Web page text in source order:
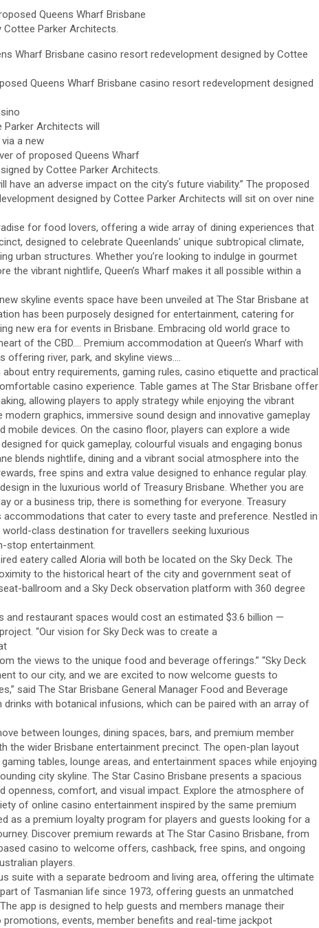
Queens Wharf Brisbane
Parker Architects.
Wharf Brisbane casino resort redevelopment designed by Cottee
Queens Wharf Brisbane casino resort redevelopment designed
Parker Architects will
a new
of proposed Queens Wharf
by Cottee Parker Architects.
have an adverse impact on the city’s future viability.” The proposed
designed by Cottee Parker Architects will sit on over nine
for food lovers, offering a wide array of dining experiences that
designed to celebrate Queenlands’ unique subtropical climate,
urban structures. Whether you’re looking to indulge in gourmet
the vibrant nightlife, Queen’s Wharf makes it all possible within a
skyline events space have been unveiled at The Star Brisbane at
has been purposely designed for entertainment, catering for
new era for events in Brisbane. Embracing old world grace to
of the CBD…. Premium accommodation at Queen’s Wharf with
river, park, and skyline views….
entry requirements, gaming rules, casino etiquette and practical
casino experience. Table games at The Star Brisbane offer
allowing players to apply strategy while enjoying the vibrant
graphics, immersive sound design and innovative gameplay
devices. On the casino floor, players can explore a wide
for quick gameplay, colourful visuals and engaging bonus
blends nightlife, dining and a vibrant social atmosphere into the
free spins and extra value designed to enhance regular play.
in the luxurious world of Treasury Brisbane. Whether you are
or a business trip, there is something for everyone. Treasury
that cater to every taste and preference. Nestled in
world-class destination for travellers seeking luxurious
stop entertainment.
eatery called Aloria will both be located on the Sky Deck. The
to the historical heart of the city and government seat of
ballroom and a Sky Deck observation platform with 360 degree
and restaurant spaces would cost an estimated $3.6 billion —
“Our vision for Sky Deck was to create a
the views to the unique food and beverage offerings.” “Sky Deck
to our city, and we are excited to now welcome guests to
said The Star Brisbane General Manager Food and Beverage
with botanical infusions, which can be paired with an array of
between lounges, dining spaces, bars, and premium member
the wider Brisbane entertainment precinct. The open-plan layout
tables, lounge areas, and entertainment spaces while enjoying
city skyline. The Star Casino Brisbane presents a spacious
openness, comfort, and visual impact. Explore the atmosphere of
of online casino entertainment inspired by the same premium
as a premium loyalty program for players and guests looking for a
Discover premium rewards at The Star Casino Brisbane, from
casino to welcome offers, cashback, free spins, and ongoing
players.
suite with a separate bedroom and living area, offering the ultimate
of Tasmanian life since 1973, offering guests an unmatched
app is designed to help guests and members manage their
events, member benefits and real-time jackpot